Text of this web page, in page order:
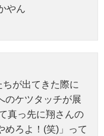
やん
ちが出てきた際に
のケツタッチが展
真っ先に翔さんの
めろよ！(笑)」って